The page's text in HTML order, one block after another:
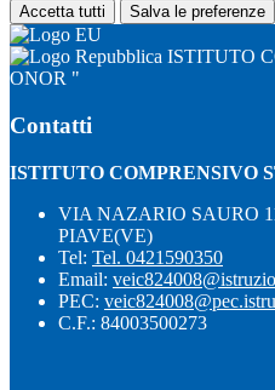
Accetta tutti Salva le preferenze
ISTITUTO
ONOR "
Contatti
ISTITUTO COMPRENSIVO
VIA NAZARIO SAURO
PIAVE(VE)
Tel: Tel. 0421590350
Email:
PEC:
C.F.: 84003500273